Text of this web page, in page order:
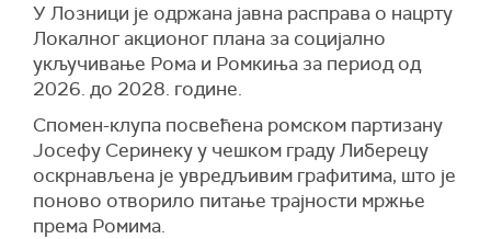
У Лозници је одржана јавна расправа о нацрту
Локалног акционог плана за социјално
укључивање Рома и Ромкиња за период од
2026. до 2028. године.
Спомен-клупа посвећена ромском партизану
Јосефу Серинеку у чешком граду Либерецу
оскрнављена је увредљивим графитима, што је
поново отворило питање трајности мржње
према Ромима.